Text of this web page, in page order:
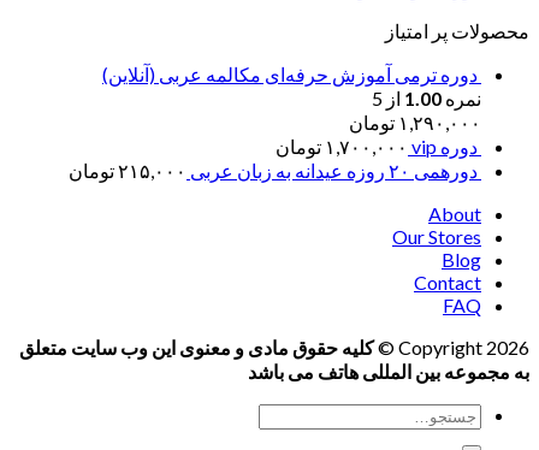
محصولات پر امتیاز
دوره ترمی آموزش حرفه‌ای مکالمه عربی (آنلاین)
نمره 1.00 از 5
۱,۲۹۰,۰۰۰ تومان
دوره vip
۱,۷۰۰,۰۰۰ تومان
دورهمی ۲۰ روزه عیدانه به زبان عربی
۲۱۵,۰۰۰تومان
About
Our Stores
Blog
Contact
FAQ
Copyright 2026 ©
کلیه حقوق مادی و معنوی این وب سایت متعلق
به مجموعه بین المللی هاتف می باشد
جستجو
برای: